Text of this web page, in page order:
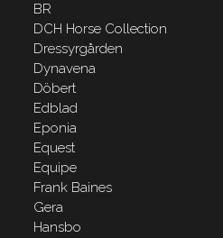
BR
DCH Horse Collection
Dressyrgården
Dynavena
Döbert
Edblad
Eponia
Equest
Equipe
Frank Baines
Gera
Hansbo